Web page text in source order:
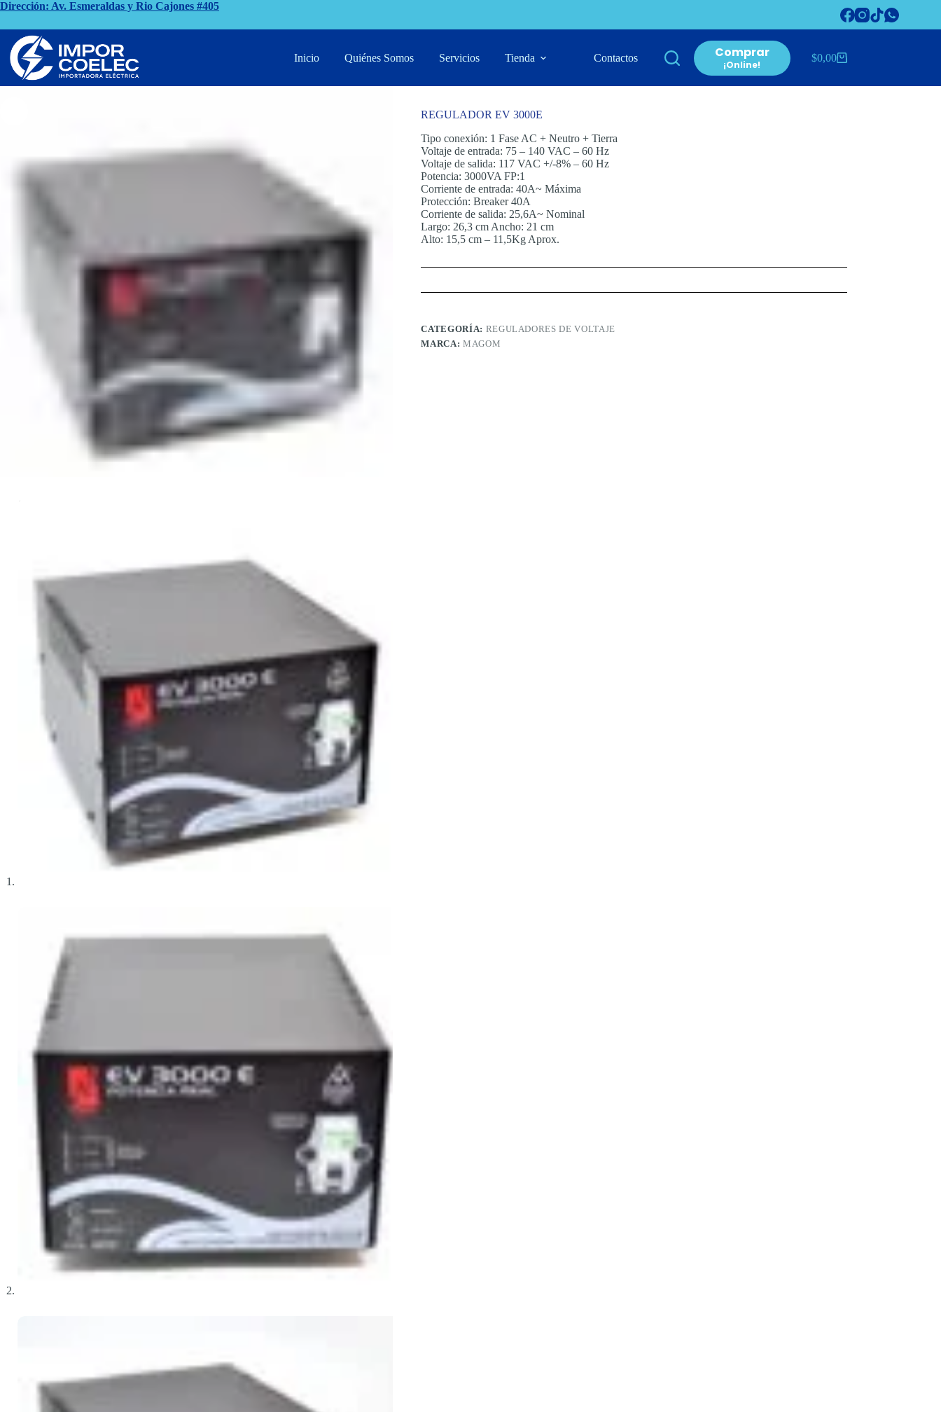
Saltar
contenido
Dirección: Av. Esmeraldas y Rio Cajones #405
Inicio Quiénes Somos Servicios Tienda Contactos Comprar
¡Online!
Carro
compra
$0,00
Inicio Reguladores de Voltaje
REGULADOR EV 3000E
Tipo conexión: 1 Fase AC + Neutro + Tierra
Voltaje de entrada: 75 – 140 VAC – 60 Hz
Voltaje de salida: 117 VAC +/-8% – 60 Hz
Potencia: 3000VA FP:1
Corriente de entrada: 40A~ Máxima
Protección: Breaker 40A
Corriente de salida: 25,6A~ Nominal
Largo: 26,3 cm Ancho: 21 cm
Alto: 15,5 cm – 11,5Kg Aprox.
CATEGORÍA: REGULADORES DE VOLTAJE
MARCA: MAGOM